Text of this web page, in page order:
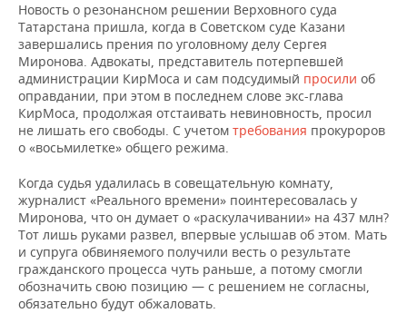
Новость о резонансном решении Верховного суда
Татарстана пришла, когда в Советском суде Казани
завершались прения по уголовному делу Сергея
Миронова. Адвокаты, представитель потерпевшей
администрации КирМоса и сам подсудимый просили об
оправдании, при этом в последнем слове экс-глава
КирМоса, продолжая отстаивать невиновность, просил
не лишать его свободы. С учетом требования прокуроров
о «восьмилетке» общего режима.
Когда судья удалилась в совещательную комнату,
журналист «Реального времени» поинтересовалась у
Миронова, что он думает о «раскулачивании» на 437 млн?
Тот лишь руками развел, впервые услышав об этом. Мать
и супруга обвиняемого получили весть о результате
гражданского процесса чуть раньше, а потому смогли
обозначить свою позицию — с решением не согласны,
обязательно будут обжаловать.